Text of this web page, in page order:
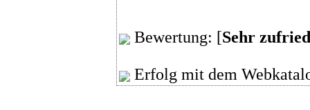
Bewertung: [Sehr
Erfolg mit dem